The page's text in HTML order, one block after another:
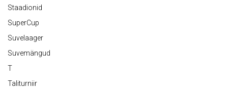
Staadionid
SuperCup
Suvelaager
Suvemängud
T
Taliturniir